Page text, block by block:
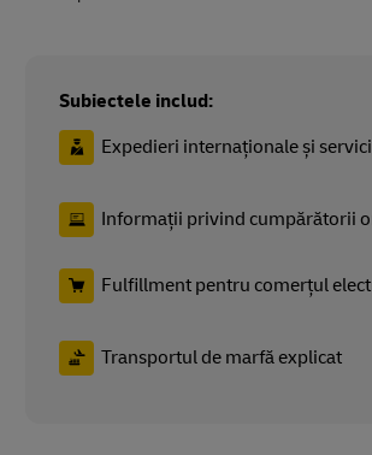
Subiectele includ:
Expedieri internaționale și
Informații privind cumpărătorii
Fulfillment pentru comerțul
Transportul de marfă explicat